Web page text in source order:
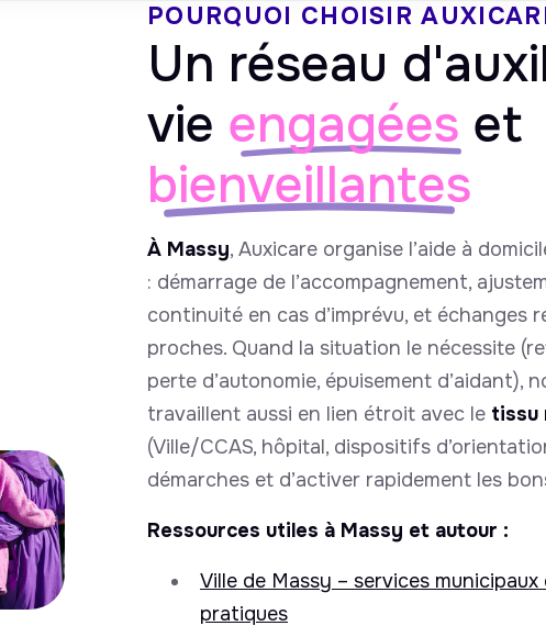
POURQUOI CHOISIR
Un réseau
vie engagées et
bienveillantes
À Massy, Auxicare organise l’aide à
: démarrage de l’accompagnement,
continuité en cas d’imprévu, et échanges
proches. Quand la situation le nécessite
perte d’autonomie, épuisement d’aidant),
travaillent aussi en lien étroit avec le tissu
(Ville/CCAS, hôpital, dispositifs
démarches et d’activer rapidement les
Ressources utiles à Massy et autour :
Ville de Massy – services
pratiques